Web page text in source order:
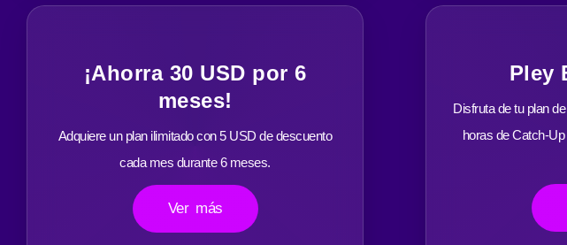
¡Ahorra 30 USD por 6
meses!
Adquiere un plan ilimitado con 5 USD de descuento
cada mes durante 6 meses.
Ver más
Pley
Disfruta de tu plan
horas de Catch-